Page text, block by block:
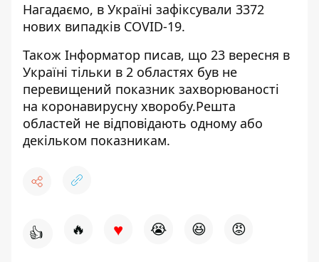
Нагадаємо, в Україні зафіксували 3372
нових випадків COVID-19.
Також Інформатор писав, що 23 вересня в
Україні тільки в 2 областях був не
перевищений показник захворюваності
на коронавирусну хворобу.Решта
областей не відповідають одному або
декільком показникам.
👍 🔥 ♥ 😭 😆 😡